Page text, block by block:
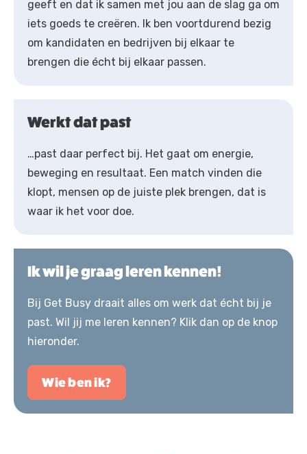
geeft en dat ik samen met jou aan de slag ga om
iets goeds te creëren. Ik ben voortdurend bezig
om kandidaten en bedrijven bij elkaar te
brengen die écht bij elkaar passen.
Werkt dat past
…past daar perfect bij. Het gaat om energie,
beweging en resultaat. Een match vinden die
klopt, mensen op de juiste plek brengen, dat is
waar ik het voor doe.
Ik wil je graag leren kennen!
Bij Get Busy draait alles om werk dat écht bij je
past. Wil jij me leren kennen? Klik dan op de knop
hieronder.
Wie ben ik?